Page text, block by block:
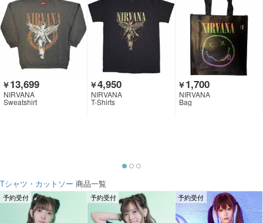
￥13,699
NIRVANA
Sweatshirt
￥4,950
NIRVANA
T-Shirts
￥1,700
NIRVANA
Bag
Tシャツ・カットソー 商品一覧
予約受付 予約受付 予約受付